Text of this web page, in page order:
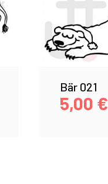
Bär 021
5,00 €